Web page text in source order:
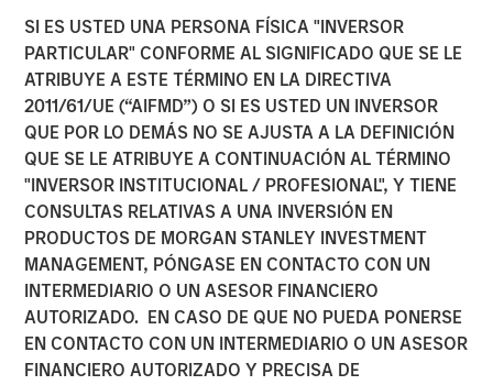
SI ES USTED UNA PERSONA FÍSICA "INVERSOR
PARTICULAR" CONFORME AL SIGNIFICADO QUE SE LE
ATRIBUYE A ESTE TÉRMINO EN LA DIRECTIVA
2011/61/UE (“AIFMD”) O SI ES USTED UN INVERSOR
QUE POR LO DEMÁS NO SE AJUSTA A LA DEFINICIÓN
QUE SE LE ATRIBUYE A CONTINUACIÓN AL TÉRMINO
"INVERSOR INSTITUCIONAL / PROFESIONAL", Y TIENE
CONSULTAS RELATIVAS A UNA INVERSIÓN EN
PRODUCTOS DE MORGAN STANLEY INVESTMENT
MANAGEMENT, PÓNGASE EN CONTACTO CON UN
INTERMEDIARIO O UN ASESOR FINANCIERO
AUTORIZADO. EN CASO DE QUE NO PUEDA PONERSE
EN CONTACTO CON UN INTERMEDIARIO O UN ASESOR
FINANCIERO AUTORIZADO Y PRECISA DE
Morgan Stanley Investment
Management Raises JPY131
Billion for North Haven Real
Estate Japan Strategy Fund
I
08 SEPTIEMBRE 2025